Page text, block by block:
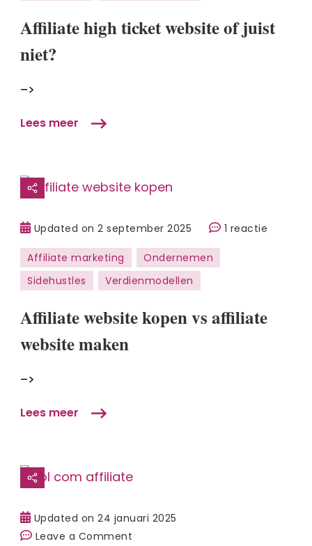
of
Affiliate high ticket website of juist
niet?
–>
Lees meer
Updated on2 september 2025 1 reactie
affiliate
Affiliate marketing
Ondernemen
Sidehustles
Verdienmodellen
Affiliate website kopen vs affiliate
website maken
–>
Lees meer
Updated on24 januari 2025
Leave a Comment